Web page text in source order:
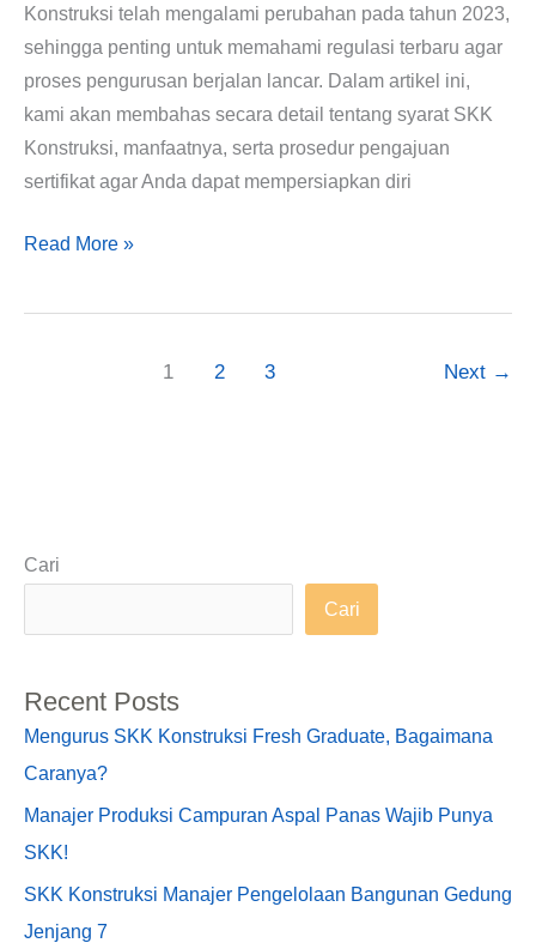
Konstruksi telah mengalami perubahan pada tahun 2023,
sehingga penting untuk memahami regulasi terbaru agar
proses pengurusan berjalan lancar. Dalam artikel ini,
kami akan membahas secara detail tentang syarat SKK
Konstruksi, manfaatnya, serta prosedur pengajuan
sertifikat agar Anda dapat mempersiapkan diri
Read More »
1 2 3 Next →
Cari
Cari
Recent Posts
Mengurus SKK Konstruksi Fresh Graduate, Bagaimana
Caranya?
Manajer Produksi Campuran Aspal Panas Wajib Punya
SKK!
SKK Konstruksi Manajer Pengelolaan Bangunan Gedung
Jenjang 7